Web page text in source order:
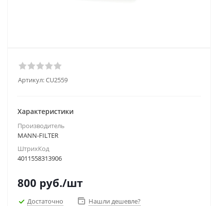
Артикул:CU2559
Характеристики
Производитель
MANN-FILTER
ШтрихКод
4011558313906
800 руб./шт
Достаточно Нашли дешевле?